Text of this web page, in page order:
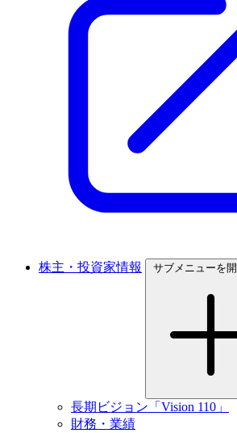
株主・投資家情報 サブメニューを
長期ビジョン「Vision 110」
財務・業績